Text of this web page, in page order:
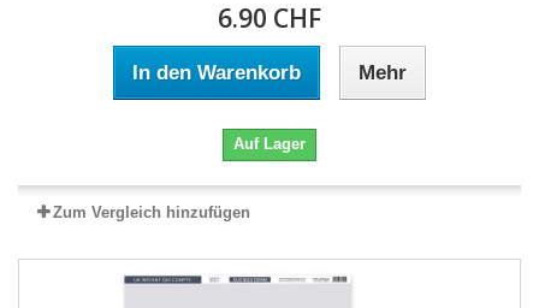
6.90 CHF
In den Warenkorb Mehr
Auf Lager
Zum Vergleich hinzufügen